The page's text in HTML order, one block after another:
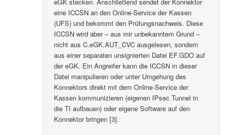
eine ICCSN an den Online-Service der Kassen
(UFS) und bekommt den Prüfungsnachweis. Diese
ICCSN wird aber – aus mir unbekanntem Grund –
nicht aus C.eGK.AUT_CVC ausgelesen, sondern
aus einer separaten unsignierten Datei EF.GDO auf
der eGK. Ein Angreifer kann die ICCSN in dieser
Datei manipulieren oder unter Umgehung des
Konnektors direkt mit dem Online-Service der
Kassen kommunizieren (eigenen IPsec Tunnel in
die TI aufbauen) oder eigene Software auf den
Konnektor bringen [3].